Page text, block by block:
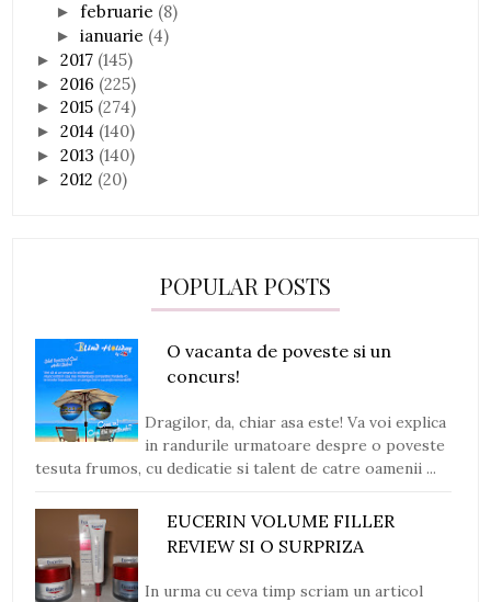
►februarie (8)
►ianuarie (4)
►2017 (145)
►2016 (225)
►2015 (274)
►2014 (140)
►2013 (140)
►2012 (20)
POPULAR POSTS
O vacanta de poveste si un
concurs!
Dragilor, da, chiar asa este! Va voi explica
in randurile urmatoare despre o poveste
tesuta frumos, cu dedicatie si talent de catre oamenii ...
EUCERIN VOLUME FILLER
REVIEW SI O SURPRIZA
In urma cu ceva timp scriam un articol